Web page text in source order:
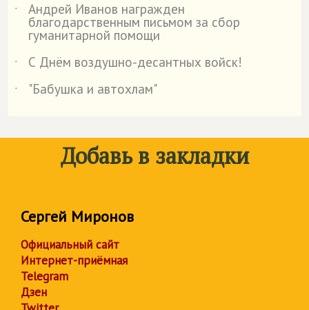
˙
Андрей Иванов награжден
благодарственным письмом за сбор
гуманитарной помощи
˙
С Днём воздушно-десантных войск!
˙
"Бабушка и автохлам"
Добавь в закладки
Сергей Миронов
Официальный сайт
Интернет-приёмная
Telegram
Дзен